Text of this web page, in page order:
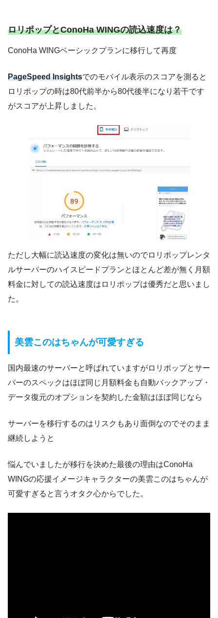
ロリポップとConoHa WINGの読込速度は？
ConoHa WINGベーシックプランに移行して再度
PageSpeed Insightsでのモバイル表示のスコアを測ると
ロリポップの時は80代前半から80代後半になり若干です
がスコアが上昇しました。
ただし大幅に読込速度の変化は無いのでロリポップレンタ
ルサーバーのハイスピードプランとほとんど差が無く月額
料金に対しての読込速度はロリポップは優秀だと思いまし
た。
美雲このはちゃんが可愛すぎる
国内最速のサーバーと呼ばれていますがロリポップとサー
バーのスペックはほぼ同じ月額料金も自動バックアップ・
データ復元のオプションを契約した金額はほぼ同じなら
サーバーを移行するのはリスクもあり面倒なのでそのまま
継続しようと
悩んでいましたが移行を決めた最後の理由はConoHa
WINGの応援イメージキャラクターの美雲このはちゃんが
可愛すぎると言うオタク心からでした。